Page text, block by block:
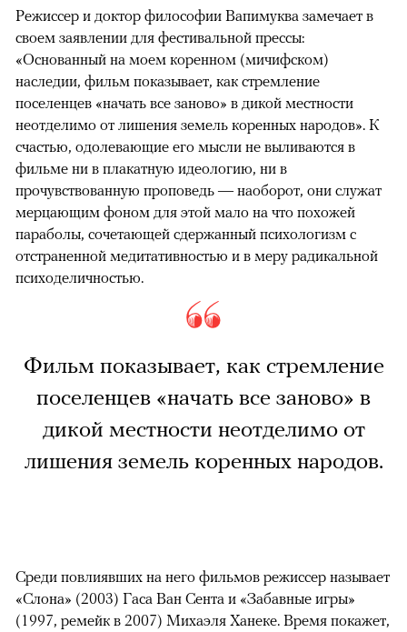
Режиссер и доктор философии Вапимуква замечает в
своем заявлении для фестивальной прессы:
«Основанный на моем коренном (мичифском)
наследии, фильм показывает, как стремление
поселенцев «начать все заново» в дикой местности
неотделимо от лишения земель коренных народов». К
счастью, одолевающие его мысли не выливаются в
фильме ни в плакатную идеологию, ни в
прочувствованную проповедь — наоборот, они служат
мерцающим фоном для этой мало на что похожей
параболы, сочетающей сдержанный психологизм с
отстраненной медитативностью и в меру радикальной
психоделичностью.
Фильм показывает, как стремление
поселенцев «начать все заново» в
дикой местности неотделимо от
лишения земель коренных народов.
Среди повлиявших на него фильмов режиссер называет
«Слона» (2003) Гаса Ван Сента и «Забавные игры»
(1997, ремейк в 2007) Михаэля Ханеке. Время покажет,